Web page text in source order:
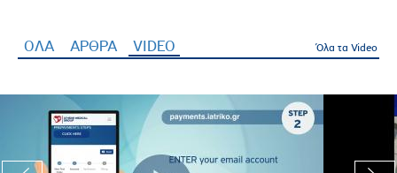
ΟΛΑ ΑΡΘΡΑ VIDEO Όλα τα Video